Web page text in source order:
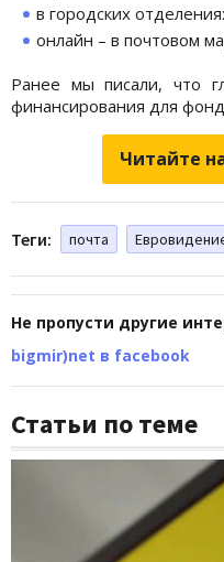
в городских
онлайн – в почтовом
Ранее мы писали, что
финансирования для
Читайте
Теги: почта
Не пропусти другие
bigmir)net в facebook
Статьи по теме